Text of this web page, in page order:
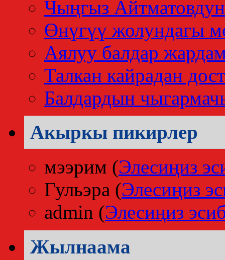
Чыңгыз
Өнүгүү жолундагы
Аялуу балдар
Талкан кайрадан
Балдардын
Акыркы пикирлер
мээрим (Элесиңиз
Гульэра (Элесиңиз
admin (Элесиңиз
Жылнаама